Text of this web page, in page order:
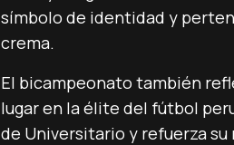
símbolo de identidad y
crema.
El bicampeonato también
lugar en la élite del fútbol
de Universitario y refuerza